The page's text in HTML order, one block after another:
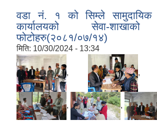
वडा नं. १ को सिम्ले सामुदायिक
कार्यालयको सेवा-शाखाको
फोटोहरु(२०८१/०७/१४)
मिति: 10/30/2024 - 13:34
, ,
, ,